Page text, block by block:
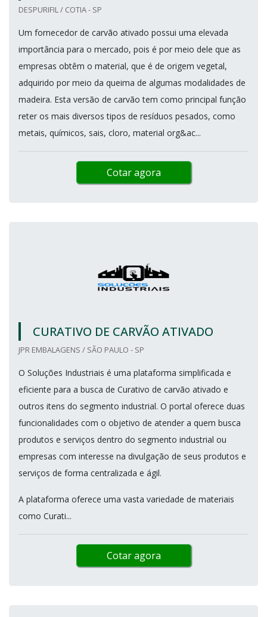
DESPURIFIL / COTIA - SP
Um fornecedor de carvão ativado possui uma elevada
importância para o mercado, pois é por meio dele que as
empresas obtêm o material, que é de origem vegetal,
adquirido por meio da queima de algumas modalidades de
madeira. Esta versão de carvão tem como principal função
reter os mais diversos tipos de resíduos pesados, como
metais, químicos, sais, cloro, material org&ac...
Cotar agora
CURATIVO DE CARVÃO ATIVADO
JPR EMBALAGENS / SÃO PAULO - SP
O Soluções Industriais é uma plataforma simplificada e
eficiente para a busca de Curativo de carvão ativado e
outros itens do segmento industrial. O portal oferece duas
funcionalidades com o objetivo de atender a quem busca
produtos e serviços dentro do segmento industrial ou
empresas com interesse na divulgação de seus produtos e
serviços de forma centralizada e ágil.
A plataforma oferece uma vasta variedade de materiais
como Curati...
Cotar agora